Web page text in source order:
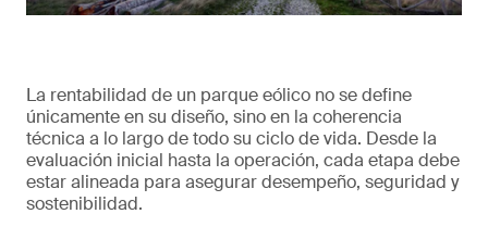
La rentabilidad de un parque eólico no se define
únicamente en su diseño, sino en la coherencia
técnica a lo largo de todo su ciclo de vida. Desde la
evaluación inicial hasta la operación, cada etapa debe
estar alineada para asegurar desempeño, seguridad y
sostenibilidad.